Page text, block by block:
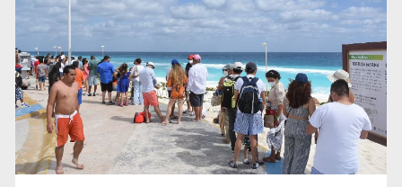
EU reanudará este sábado inspecciones de aguacate en
Michoacán